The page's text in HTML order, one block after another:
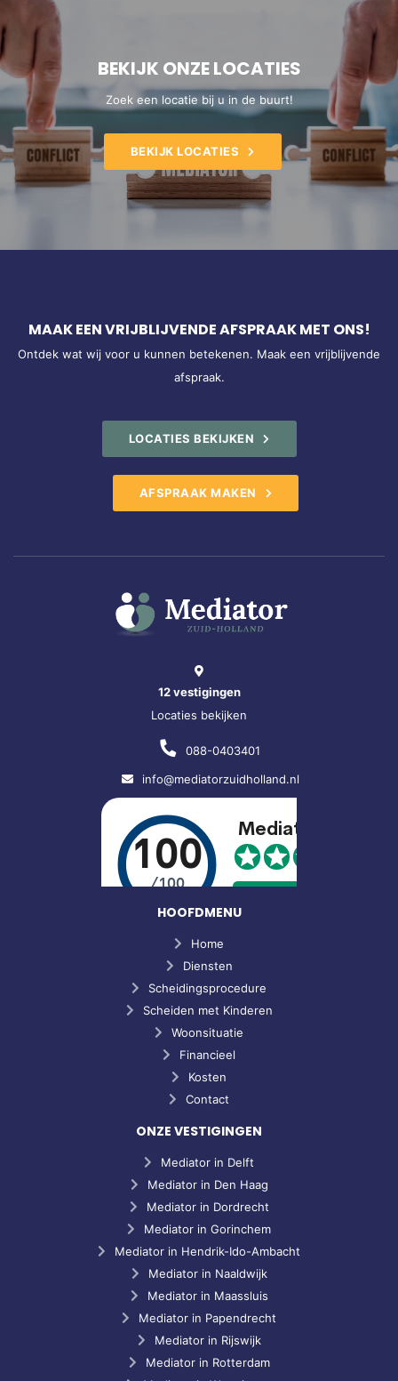
BEKIJK ONZE LOCATIES
Zoek een locatie bij u in de buurt!
BEKIJK LOCATIES
MAAK EEN VRIJBLIJVENDE AFSPRAAK MET ONS!
Ontdek wat wij voor u kunnen betekenen. Maak een vrijblijvende
afspraak.
LOCATIES BEKIJKEN
AFSPRAAK MAKEN
12 vestigingen
Locaties bekijken
088-0403401
info@mediatorzuidholland.nl
HOOFDMENU
Home
Diensten
Scheidingsprocedure
Scheiden met Kinderen
Woonsituatie
Financieel
Kosten
Contact
ONZE VESTIGINGEN
Mediator in Delft
Mediator in Den Haag
Mediator in Dordrecht
Mediator in Gorinchem
Mediator in Hendrik-Ido-Ambacht
Mediator in Naaldwijk
Mediator in Maassluis
Mediator in Papendrecht
Mediator in Rijswijk
Mediator in Rotterdam